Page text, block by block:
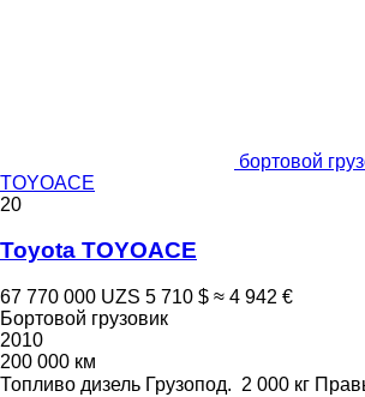
бортовой
TOYOACE
20
Toyota TOYOACE
67 770 000 UZS 5 710 $ ≈ 4 942 €
Бортовой грузовик
2010
200 000 км
Топливо дизель Грузопод. 2 000 кг